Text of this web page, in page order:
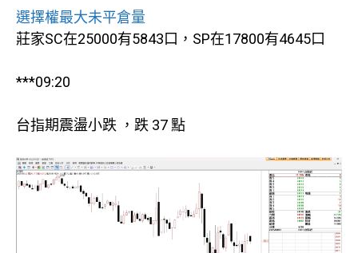
選擇權最大未平倉量
莊家SC在25000有5843口，SP在17800有4645口
***09:20
台指期震盪小跌 ，跌 37 點